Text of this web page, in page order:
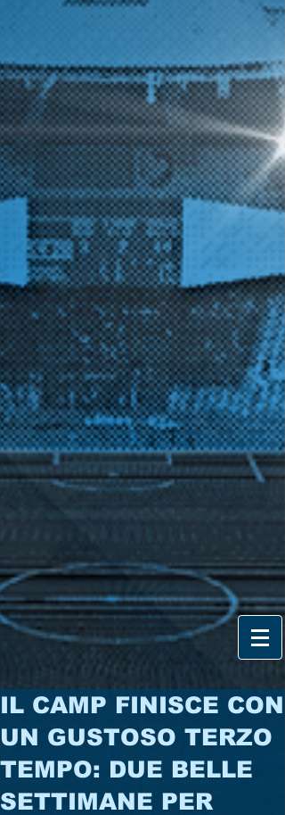
IL CAMP FINISCE CON
UN GUSTOSO TERZO
TEMPO: DUE BELLE
SETTIMANE PER